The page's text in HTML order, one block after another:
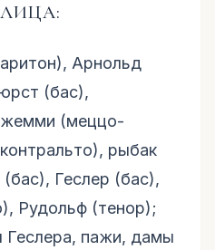
Арнольд
(бас),
(меццо-
рыбак
Геслер (бас),
Рудольф (тенор);
Геслера, пажи, дамы